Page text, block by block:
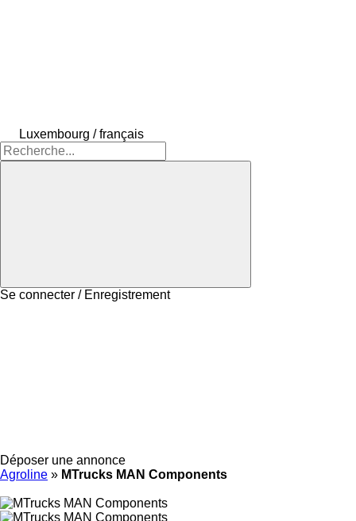
Luxembourg / français
Se connecter / Enregistrement
Déposer une annonce
Agroline » MTrucks MAN Components